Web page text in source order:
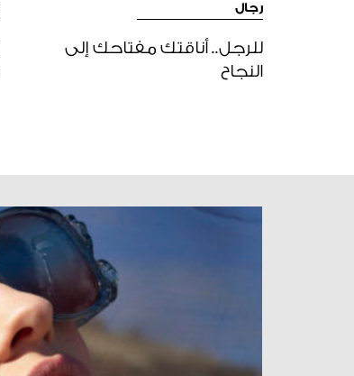
رجال
للرجل.. أناقتك مفتاحك إلى
النجاح